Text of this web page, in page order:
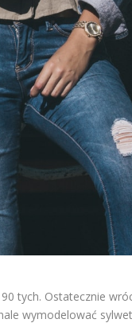
tych. Ostatecznie
wymodelować